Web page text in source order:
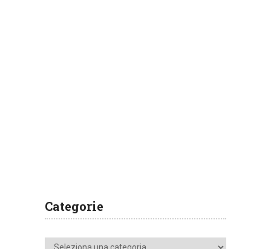
Categorie
Categorie